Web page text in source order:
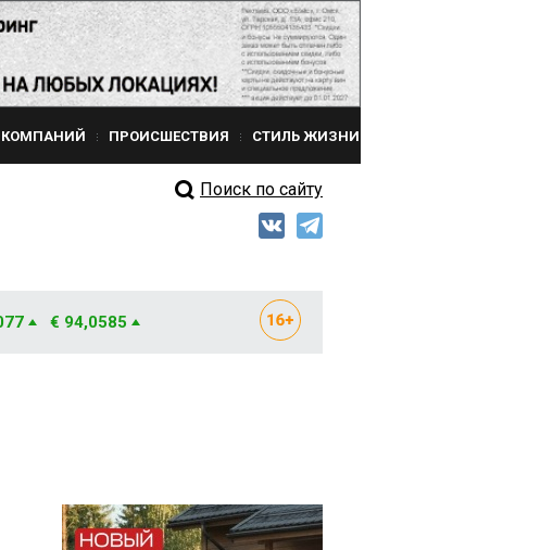
КОМПАНИЙ ПРОИСШЕСТВИЯ СТИЛЬ ЖИЗНИ
Поиск по сайту
€ 94,0585